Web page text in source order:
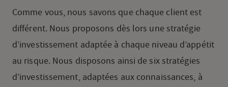
Comme vous, nous savons que chaque client est
différent. Nous proposons dès lors une stratégie
d’investissement adaptée à chaque niveau d’appétit
au risque. Nous disposons ainsi de six stratégies
d’investissement, adaptées aux connaissances, à